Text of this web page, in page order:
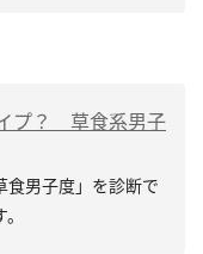
プ？ 草食系男子
食男子度」を診断で